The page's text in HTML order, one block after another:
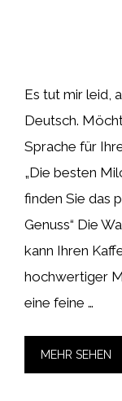
Es tut mir leid,
Deutsch.
Sprache für
„Die besten
finden Sie das
Genuss“ Die
kann Ihren
hochwertiger
eine feine …
MEHR SEHEN